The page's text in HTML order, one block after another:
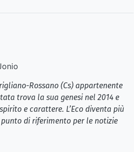
Rossano (Cs) appartenente
trova la sua genesi nel 2014 e
e carattere. L’Eco diventa più
di riferimento per le notizie